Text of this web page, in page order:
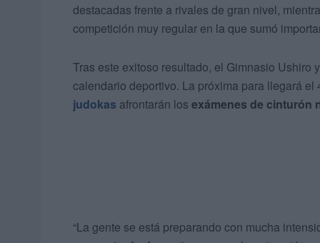
destacadas frente a rivales de gran nivel,
competición muy regular en la que sumó
Tras este exitoso resultado, el Gimnasio Ushiro
calendario deportivo. La próxima para llegará
judokas afrontarán los exámenes de cinturón
“La gente se está preparando con mucha